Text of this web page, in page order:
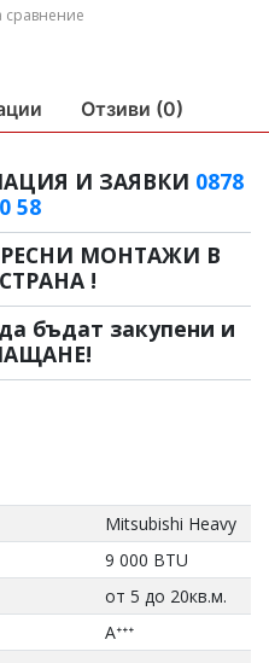
сравнение
Отзиви (0)
И ЗАЯВКИ 0878
58
МОНТАЖИ В
!
бъдат закупени и
Mitsubishi Heavy
9 000 BTU
от 5 до 20кв.м.
Aᐩᐩᐩ